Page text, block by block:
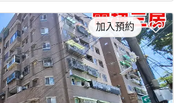
加入預約